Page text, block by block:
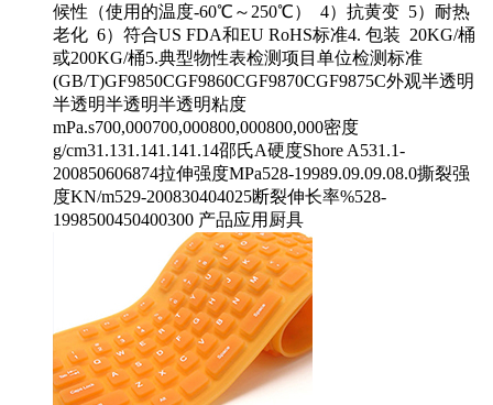
候性（使用的温度-60℃～250℃） 4）抗黄变 5）耐热
老化 6）符合US FDA和EU RoHS标准4. 包装 20KG/桶
或200KG/桶5.典型物性表检测项目单位检测标准
(GB/T)GF9850CGF9860CGF9870CGF9875C外观半透明
半透明半透明半透明粘度
mPa.s700,000700,000800,000800,000密度
g/cm31.131.141.141.14邵氏A硬度Shore A531.1-
200850606874拉伸强度MPa528-19989.09.09.08.0撕裂强
度KN/m529-200830404025断裂伸长率%528-
1998500450400300 产品应用厨具